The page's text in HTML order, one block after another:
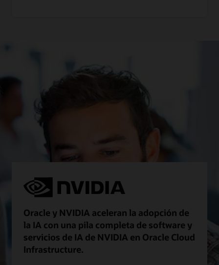
Oracle y NVIDIA aceleran la adopción de
la IA con una pila completa de software y
servicios de IA de NVIDIA en Oracle Cloud
Infrastructure.